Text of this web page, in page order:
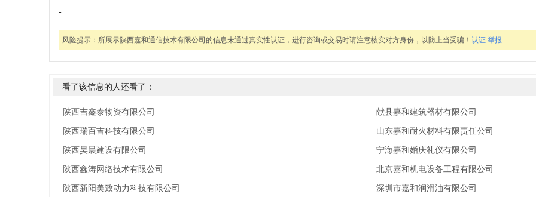
-
风险提示： 所展示陕西嘉和通信技术有限公司的信息未通过真实性认证，进行咨询或交易时请注意核实对方身份，以防上当受骗！ 认证 举报
看了该信息的人还看了：
陕西吉鑫泰物资有限公司
陕西瑞百吉科技有限公司
陕西昊晨建设有限公司
陕西鑫涛网络技术有限公司
陕西新阳美致动力科技有限公司
献县嘉和建筑器材有限公司
山东嘉和耐火材料有限责任公司
宁海嘉和婚庆礼仪有限公司
北京嘉和机电设备工程有限公司
深圳市嘉和润滑油有限公司